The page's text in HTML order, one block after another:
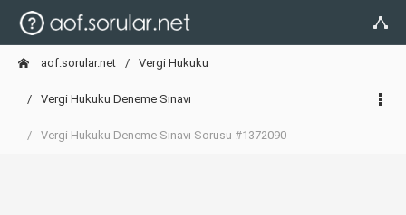
aof.sorular.net Vergi Hukuku
Vergi Hukuku Deneme Sınavı
Vergi Hukuku Deneme Sınavı Sorusu #1372090